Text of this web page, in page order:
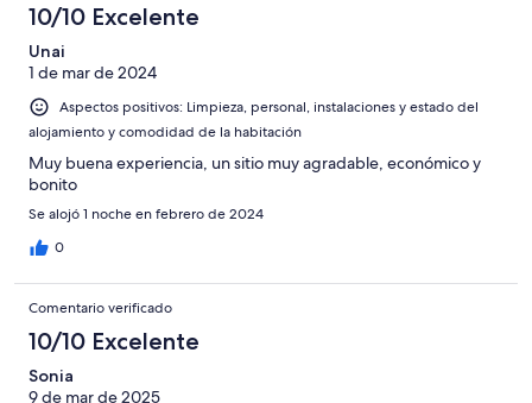
10/10 Excelente
Unai
1 de mar de 2024
Aspectos positivos: Limpieza, personal, instalaciones y estado del
alojamiento y comodidad de la habitación
Muy buena experiencia, un sitio muy agradable, económico y
bonito
Se alojó 1 noche en febrero de 2024
0
Comentario verificado
10/10 Excelente
Sonia
9 de mar de 2025